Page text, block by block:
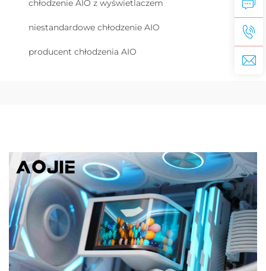
chłodzenie AIO z wyświetlaczem
niestandardowe chłodzenie AIO
producent chłodzenia AIO